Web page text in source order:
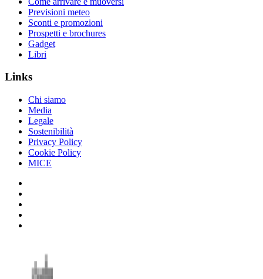
Previsioni meteo
Sconti e promozioni
Prospetti e brochures
Gadget
Libri
Links
Chi siamo
Media
Legale
Sostenibilità
Privacy Policy
Cookie Policy
MICE